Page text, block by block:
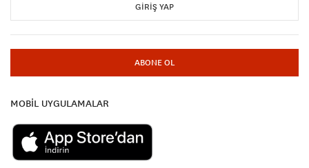
GIRIŞ YAP
ABONE OL
MOBİL UYGULAMALAR